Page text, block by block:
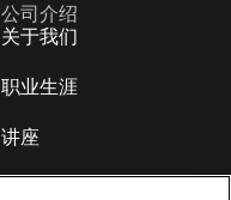
公司介绍
关于我们
职业生涯
讲座